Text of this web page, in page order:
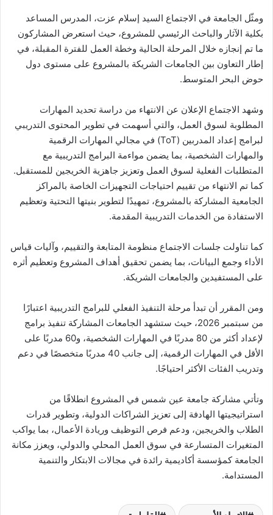
ومثّل الجامعة في الاجتماع السيد إسلام عزت، المدرس المساعد
بكلية الآثار والباحث الرئيسي للمشروع، حيث استعرض المشاركون
ما تم إنجازه خلال المرحلة الحالية وخطة العمل للفترة المقبلة، في
إطار التعاون بين الجامعات الشريكة بالمشروع على مستوى دول
حوض البحر المتوسط.
وشهد الاجتماع الإعلان عن الانتهاء من دراسة تحديد المهارات
المطلوبة لسوق العمل، والتي أسهمت في تطوير المحتوى التدريبي
لبرامج إعداد المدربين (ToT) في مجالي المهارات الرقمية
والمهارات الشخصية، بما يضمن مواءمة البرامج التدريبية مع
المتطلبات الفعلية لسوق العمل وتعزيز جاهزية الخريجين للمستقبل.
كما تم الانتهاء من تقييم احتياجات التجهيزات الخاصة بالمراكز
الجامعية المشاركة بالمشروع، تمهيدًا لتطوير بنيتها التحتية وتعظيم
الاستفادة من الخدمات التدريبية المقدمة.
كما تناولت جلسات الاجتماع منظومة المتابعة والتقييم، وآليات قياس
الأداء وجمع البيانات، بما يضمن تحقيق أهداف المشروع وتعظيم أثره
على المستفيدين والجامعات الشريكة.
ومن المقرر أن تبدأ مرحلة التنفيذ الفعلي للبرامج التدريبية اعتبارًا
من سبتمبر 2026، حيث ستشهد الجامعات المشاركة تنفيذ برامج
لإعداد أكثر من 80 مدربًا في المهارات الشخصية، و60 مدربًا على
الأقل في المهارات الرقمية، إلى جانب 40 مدربًا متخصصًا في دعم
وتدريب الفئات الأكثر احتياجًا.
وتأتي مشاركة جامعة عين شمس في المشروع انطلاقًا من
استراتيجيتها الهادفة إلى تعزيز الشراكات الدولية، وتطوير قدرات
الطلاب والخريجين، ودعم فرص التوظيف وريادة الأعمال، بما يواكب
المتغيرات المتسارعة في سوق العمل المحلي والدولي، ويعزز مكانة
الجامعة كمؤسسة أكاديمية رائدة في مجالات الابتكار والتنمية
المستدامة.